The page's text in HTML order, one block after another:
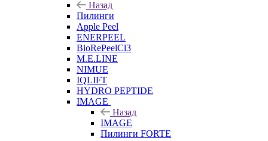
Назад
Пилинги
Apple Peel
ENERPEEL
BioRePeelCl3
M.E.LINE
NIMUE
IQLIFT
HYDRO PEPTIDE
IMAGE
Назад
IMAGE
Пилинги FORTE